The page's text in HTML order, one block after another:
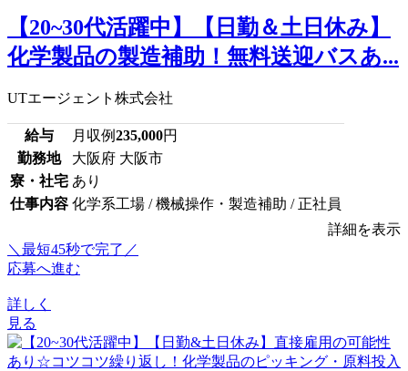
【20~30代活躍中】【日勤＆土日休み】
化学製品の製造補助！無料送迎バスあ...
UTエージェント株式会社
給与 月収例235,000円
勤務地
大阪府 大阪市
寮・社宅 あり
仕事内容 化学系工場 / 機械操作・製造補助 / 正社員
詳細を表示
＼最短45秒で完了／
応募へ進む
詳しく
見る